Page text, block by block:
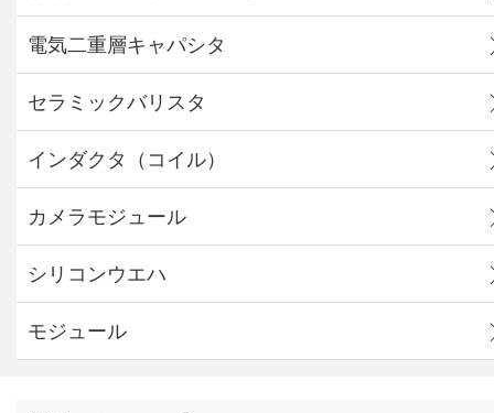
電気二重層キャパシタ
セラミックバリスタ
インダクタ（コイル）
カメラモジュール
シリコンウエハ
モジュール